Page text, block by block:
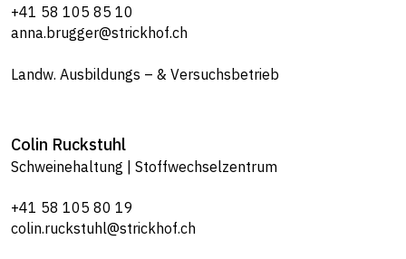
+41 58 105 85 10
anna.brugger@strickhof.ch
Landw. Ausbildungs – & Versuchsbetrieb
Colin Ruckstuhl
Schweinehaltung | Stoffwechselzentrum
+41 58 105 80 19
colin.ruckstuhl@strickhof.ch